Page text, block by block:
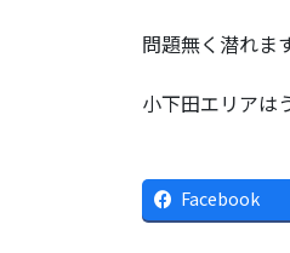
問題無く潜れます
小下田エリアは
Facebook